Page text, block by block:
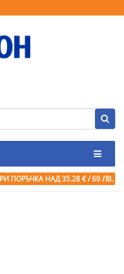
ПОРЪЧКА НАД 35.28 € / 69 ЛВ.